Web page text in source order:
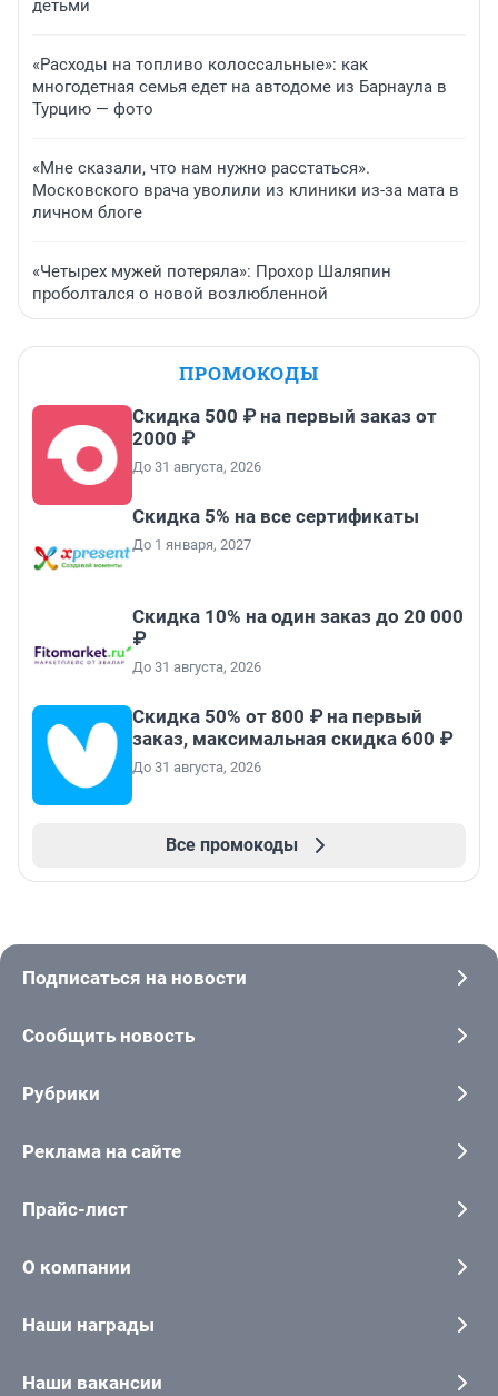
детьми
«Расходы на топливо колоссальные»: как
многодетная семья едет на автодоме из Барнаула в
Турцию — фото
«Мне сказали, что нам нужно расстаться».
Московского врача уволили из клиники из-за мата в
личном блоге
«Четырех мужей потеряла»: Прохор Шаляпин
проболтался о новой возлюбленной
ПРОМОКОДЫ
Скидка 500 ₽ на первый заказ от
2000 ₽
До 31 августа, 2026
Скидка 5% на все сертификаты
До 1 января, 2027
Скидка 10% на один заказ до 20 000
₽
До 31 августа, 2026
Скидка 50% от 800 ₽ на первый
заказ, максимальная скидка 600 ₽
До 31 августа, 2026
Все промокоды
Подписаться на новости
Сообщить новость
Рубрики
Реклама на сайте
Прайс-лист
О компании
Наши награды
Наши вакансии